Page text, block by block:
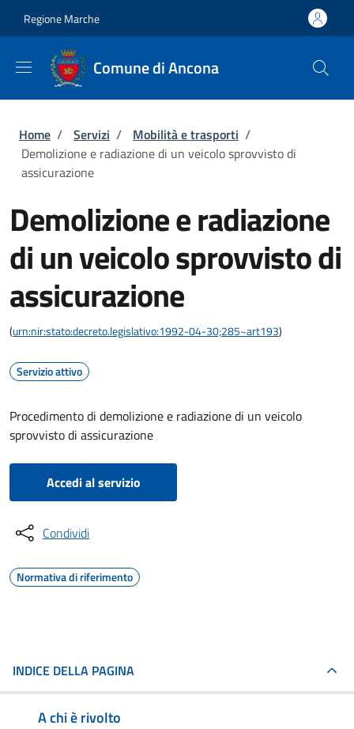
Regione Marche
Comune di Ancona
Briciole di pane
Home / Servizi / Mobilità e trasporti /
Demolizione e radiazione di un veicolo sprovvisto di
assicurazione
Demolizione e radiazione
di un veicolo sprovvisto di
assicurazione
(urn:nir:stato:decreto.legislativo:1992-04-30;285~art193)
Servizio attivo
Procedimento di demolizione e radiazione di un veicolo
sprovvisto di assicurazione
Accedi al servizio
Condividi
Normativa di riferimento
INDICE DELLA PAGINA
A chi è rivolto